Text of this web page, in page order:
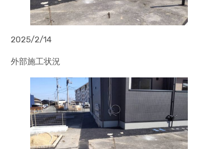
2025/2/14
外部施工状況